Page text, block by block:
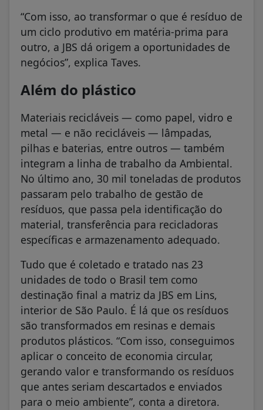
“Com isso, ao transformar o que é resíduo de
um ciclo produtivo em matéria-prima para
outro, a JBS dá origem a oportunidades de
negócios”, explica Taves.
Além do plástico
Materiais recicláveis — como papel, vidro e
metal — e não recicláveis — lâmpadas,
pilhas e baterias, entre outros — também
integram a linha de trabalho da Ambiental.
No último ano, 30 mil toneladas de produtos
passaram pelo trabalho de gestão de
resíduos, que passa pela identificação do
material, transferência para recicladoras
específicas e armazenamento adequado.
Tudo que é coletado e tratado nas 23
unidades de todo o Brasil tem como
destinação final a matriz da JBS em Lins,
interior de São Paulo. É lá que os resíduos
são transformados em resinas e demais
produtos plásticos. “Com isso, conseguimos
aplicar o conceito de economia circular,
gerando valor e transformando os resíduos
que antes seriam descartados e enviados
para o meio ambiente”, conta a diretora.